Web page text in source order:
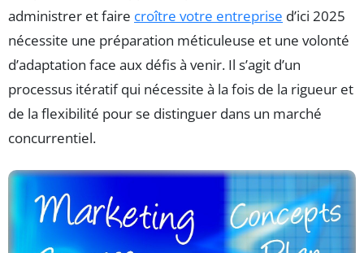
administrer et faire croître votre entreprise d’ici 2025
nécessite une préparation méticuleuse et une volonté
d’adaptation face aux défis à venir. Il s’agit d’un
processus itératif qui nécessite à la fois de la rigueur et
de la flexibilité pour se distinguer dans un marché
concurrentiel.